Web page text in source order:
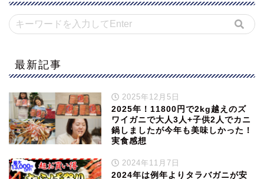
最新記事
2025年12月5日
2025年！11800円で2kg越えのズ
ワイガニで大人3人+子供2人でカニ
鍋しましたが今年も美味しかった！
実食感想
2024年11月7日
2024年は例年よりタラバガニが安